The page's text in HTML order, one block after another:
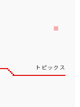
トピックス